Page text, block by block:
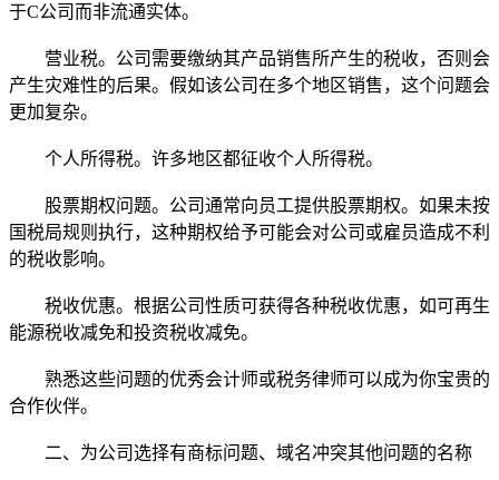
于C公司而非流通实体。
营业税。公司需要缴纳其产品销售所产生的税收，否则会
产生灾难性的后果。假如该公司在多个地区销售，这个问题会
更加复杂。
个人所得税。许多地区都征收个人所得税。
股票期权问题。公司通常向员工提供股票期权。如果未按
国税局规则执行，这种期权给予可能会对公司或雇员造成不利
的税收影响。
税收优惠。根据公司性质可获得各种税收优惠，如可再生
能源税收减免和投资税收减免。
熟悉这些问题的优秀会计师或税务律师可以成为你宝贵的
合作伙伴。
二、为公司选择有商标问题、域名冲突其他问题的名称